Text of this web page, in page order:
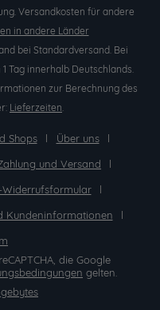
Versandkosten für andere
in andere Länder
bei Standardversand. Bei
Tag innerhalb Deutschlands.
zur Berechnung des
Lieferzeiten.
Shops
Über uns
und Versand
Kundeninformationen
die Google
gelten.